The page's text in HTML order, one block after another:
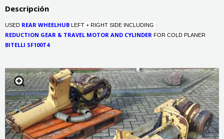
Descripción
USED REAR WHEELHUB LEFT + RIGHT SIDE INCLUDING :
REDUCTION GEAR & TRAVEL MOTOR AND CYLINDER FOR COLD PLANER
BITELLI SF100T4